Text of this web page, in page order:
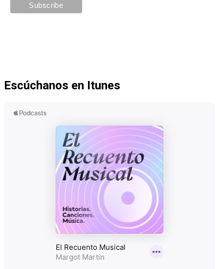
Escúchanos en Itunes